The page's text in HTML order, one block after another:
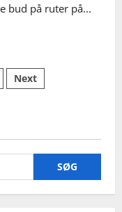
bud på ruter på...
Next